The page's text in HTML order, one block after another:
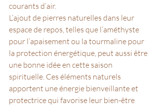
courants d’air.
L’ajout de pierres naturelles dans leur
espace de repos, telles que l’améthyste
pour l’apaisement ou la tourmaline pour
la protection énergétique, peut aussi être
une bonne idée en cette saison
spirituelle. Ces éléments naturels
apportent une énergie bienveillante et
protectrice qui favorise leur bien-être